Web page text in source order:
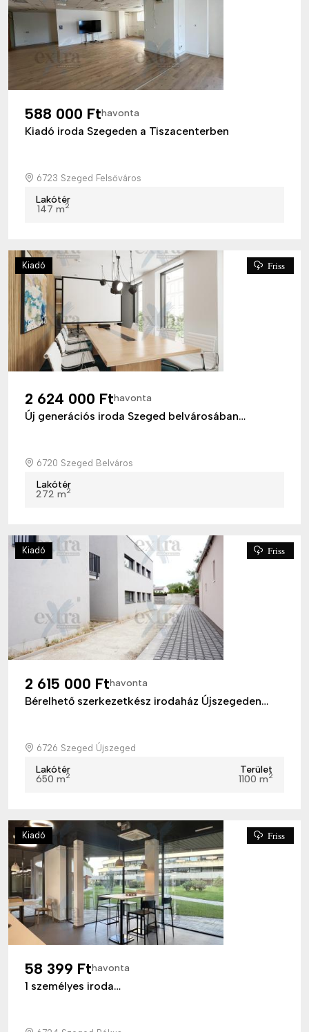
588 000 Fthavonta
Kiadó iroda Szegeden a Tiszacenterben
6723 Szeged Felsőváros
Lakótér
147 m2
Kiadó Friss
2 624 000 Fthavonta
Új generációs iroda Szeged belvárosában…
6720 Szeged Belváros
Lakótér
272 m2
Kiadó Friss
2 615 000 Fthavonta
Bérelhető szerkezetkész irodaház Újszegeden…
6726 Szeged Újszeged
Lakótér
650 m2
Terület
1100 m2
Kiadó Friss
58 399 Fthavonta
1 személyes iroda…